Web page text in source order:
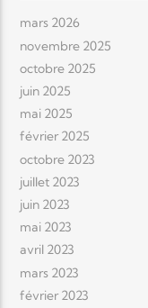
mars 2026
novembre 2025
octobre 2025
juin 2025
mai 2025
février 2025
octobre 2023
juillet 2023
juin 2023
mai 2023
avril 2023
mars 2023
février 2023